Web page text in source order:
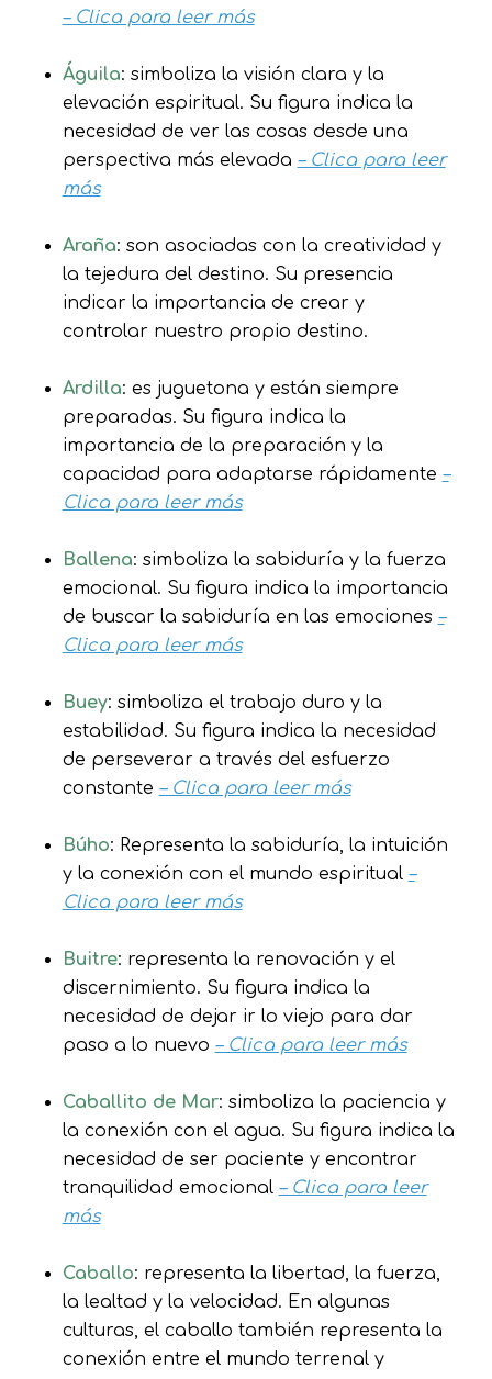
– Clica para leer más
Águila: simboliza la visión clara y la
elevación espiritual. Su figura indica la
necesidad de ver las cosas desde una
perspectiva más elevada – Clica para leer
más
Araña: son asociadas con la creatividad y
la tejedura del destino. Su presencia
indicar la importancia de crear y
controlar nuestro propio destino.
Ardilla: es juguetona y están siempre
preparadas. Su figura indica la
importancia de la preparación y la
capacidad para adaptarse rápidamente –
Clica para leer más
Ballena: simboliza la sabiduría y la fuerza
emocional. Su figura indica la importancia
de buscar la sabiduría en las emociones –
Clica para leer más
Buey: simboliza el trabajo duro y la
estabilidad. Su figura indica la necesidad
de perseverar a través del esfuerzo
constante – Clica para leer más
Búho: Representa la sabiduría, la intuición
y la conexión con el mundo espiritual –
Clica para leer más
Buitre: representa la renovación y el
discernimiento. Su figura indica la
necesidad de dejar ir lo viejo para dar
paso a lo nuevo – Clica para leer más
Caballito de Mar: simboliza la paciencia y
la conexión con el agua. Su figura indica la
necesidad de ser paciente y encontrar
tranquilidad emocional – Clica para leer
más
Caballo: representa la libertad, la fuerza,
la lealtad y la velocidad. En algunas
culturas, el caballo también representa la
conexión entre el mundo terrenal y